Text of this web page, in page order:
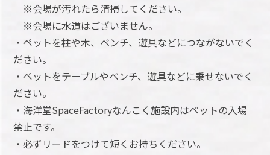
※会場が汚れたら清掃してください。
※会場に水道はございません。
・ペットを柱や木、ベンチ、遊具などにつながないでく
ださい。
・ペットをテーブルやベンチ、遊具などに乗せないでく
ださい。
・海洋堂SpaceFactoryなんこく施設内はペットの入場
禁止です。
・必ずリードをつけて短くお持ちください。